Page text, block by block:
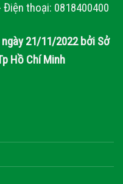
Điện thoại: 0818400400
21/11/2022 bởi Sở
Hồ Chí Minh